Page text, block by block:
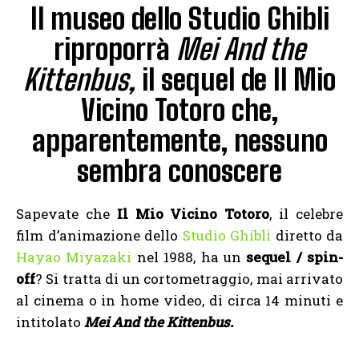
Il museo dello Studio Ghibli
riproporrà Mei And the
Kittenbus, il sequel de Il Mio
Vicino Totoro che,
apparentemente, nessuno
sembra conoscere
Sapevate che Il Mio Vicino Totoro, il celebre
film d’animazione dello Studio Ghibli diretto da
Hayao Miyazaki nel 1988, ha un sequel / spin-
off? Si tratta di un cortometraggio, mai arrivato
al cinema o in home video, di circa 14 minuti e
intitolato Mei And the Kittenbus.